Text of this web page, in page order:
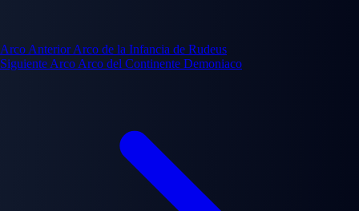
Arco Anterior Arco de la Infancia de Rudeus
Siguiente Arco Arco del Continente Demoniaco